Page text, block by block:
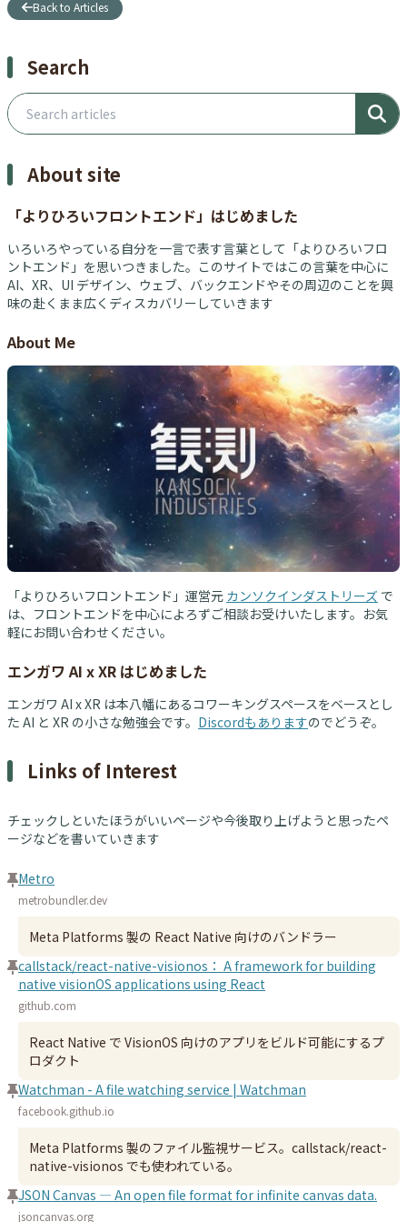
Back to Articles
Search
Search articles
About site
「よりひろいフロントエンド」はじめました
いろいろやっている自分を一言で表す言葉として「よりひろいフロ
ントエンド」を思いつきました。このサイトではこの言葉を中心に
AI、XR、UI デザイン、ウェブ、バックエンドやその周辺のことを興
味の赴くまま広くディスカバリーしていきます
About Me
「よりひろいフロントエンド」運営元 カンソクインダストリーズ で
は、フロントエンドを中心によろずご相談お受けいたします。お気
軽にお問い合わせください。
エンガワ AI x XR はじめました
エンガワ AI x XR は本八幡にあるコワーキングスペースをベースとし
た AI と XR の小さな勉強会です。 Discordもありますのでどうぞ。
Links of Interest
チェックしといたほうがいいページや今後取り上げようと思ったペ
ージなどを書いていきます
Metro
metrobundler.dev
Meta Platforms 製の React Native 向けのバンドラー
callstack/react-native-visionos： A framework for building
native visionOS applications using React
github.com
React Native で VisionOS 向けのアプリをビルド可能にするプ
ロダクト
Watchman - A file watching service | Watchman
facebook.github.io
Meta Platforms 製のファイル監視サービス。callstack/react-
native-visionos でも使われている。
JSON Canvas — An open file format for infinite canvas data.
jsoncanvas.org